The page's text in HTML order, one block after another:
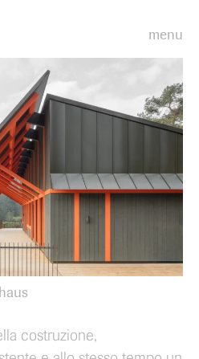
menu
costruzione,